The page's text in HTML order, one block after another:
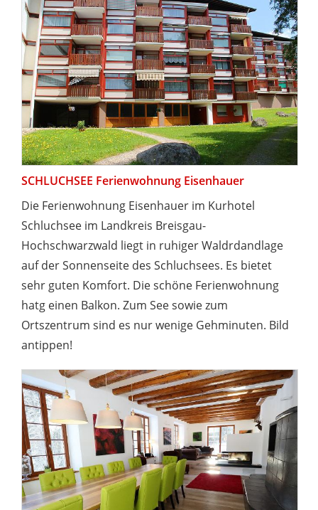
SCHLUCHSEE Ferienwohnung Eisenhauer
Die Ferienwohnung Eisenhauer im Kurhotel
Schluchsee im Landkreis Breisgau-
Hochschwarzwald liegt in ruhiger Waldrdandlage
auf der Sonnenseite des Schluchsees. Es bietet
sehr guten Komfort. Die schöne Ferienwohnung
hatg einen Balkon. Zum See sowie zum
Ortszentrum sind es nur wenige Gehminuten. Bild
antippen!